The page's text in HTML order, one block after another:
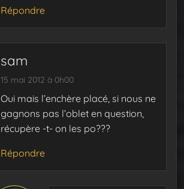
Répondre
sam
15 mai 2012 à 0h00
Oui mais l’enchère placé, si nous ne
gagnons pas l’oblet en question,
récupère -t- on les po???
Répondre